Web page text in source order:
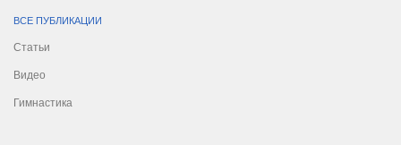
ВСЕ ПУБЛИКАЦИИ
Статьи
Видео
Гимнастика